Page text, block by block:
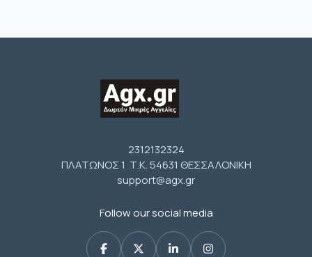
2312132324
ΠΛΑΤΩΝΟΣ 1 Τ.Κ. 54631 ΘΕΣΣΑΛΟΝΙΚΗ
support@agx.gr
Follow our social media